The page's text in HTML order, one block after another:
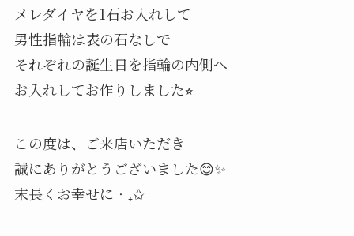
メレダイヤを1石お入れして
男性指輪は表の石なしで
それぞれの誕生日を指輪の内側へ
お入れしてお作りしました⭐︎
この度は、ご来店いただき
誠にありがとうございました😊✨
末長くお幸せに‧₊✩